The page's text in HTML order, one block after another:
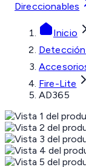
Direccionables
Inicio
Fire-Lite
AD365